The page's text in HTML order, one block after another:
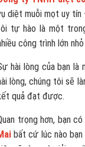
diệt muỗi mọt uy tín
tự hào là một
công trình lớn nhỏ
hài lòng của bạn là
lòng, chúng tôi sẽ
quả đạt được.
trọng hơn, bạn
bất cứ lúc nào